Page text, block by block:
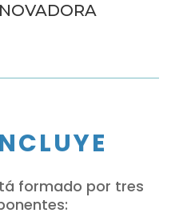
formado por tres